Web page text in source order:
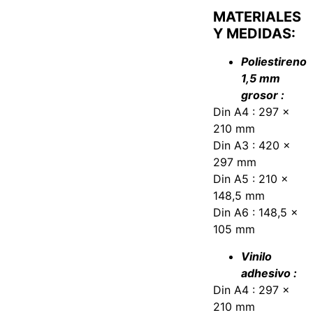
MATERIALES
Y MEDIDAS:
Poliestireno
1,5 mm
grosor :
Din A4 : 297 x
210 mm
Din A3 : 420 x
297 mm
Din A5 : 210 x
148,5 mm
Din A6 : 148,5 x
105 mm
Vinilo
adhesivo :
Din A4 : 297 x
210 mm